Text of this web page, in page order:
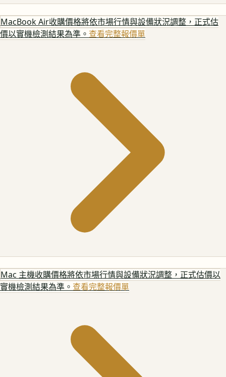
MacBook Air收購價格將依市場行情與設備狀況調整，正式估
價以實機檢測結果為準。 查看完整報價單
Mac 主機收購價格將依市場行情與設備狀況調整，正式估價以
實機檢測結果為準。 查看完整報價單